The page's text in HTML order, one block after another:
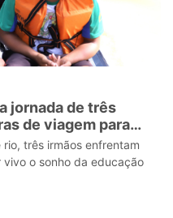
jornada de três
de viagem para
três irmãos enfrentam
o sonho da educação